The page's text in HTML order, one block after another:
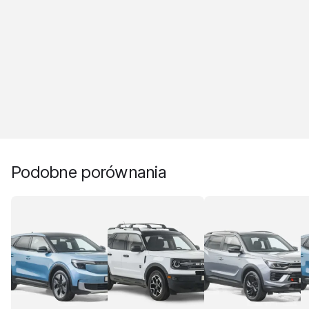
Podobne porównania